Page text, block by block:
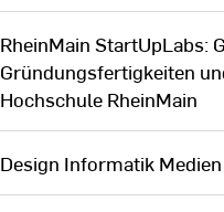
RheinMain StartUpLabs:
Gründungsfertigkeiten
Hochschule RheinMain
Design Informatik Medien